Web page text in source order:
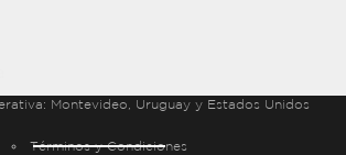
Montevideo, Uruguay y Estados Unidos
Términos y Condiciones